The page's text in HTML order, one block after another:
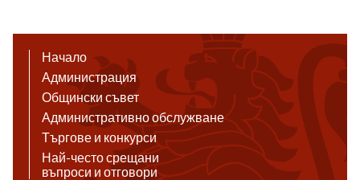
Начало
Администрация
Общински съвет
Административно обслужване
Търгове и конкурси
Най-често срещани
въпроси и отговори